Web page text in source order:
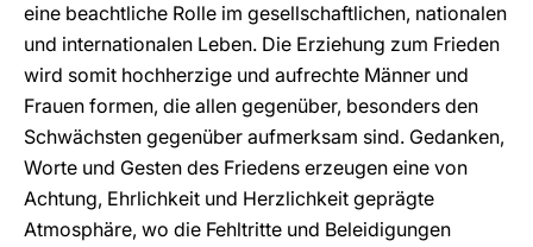
eine beachtliche Rolle im gesellschaftlichen, nationalen
und internationalen Leben. Die Erziehung zum Frieden
wird somit hochherzige und aufrechte Männer und
Frauen formen, die allen gegenüber, besonders den
Schwächsten gegenüber aufmerksam sind. Gedanken,
Worte und Gesten des Friedens erzeugen eine von
Achtung, Ehrlichkeit und Herzlichkeit geprägte
Atmosphäre, wo die Fehltritte und Beleidigungen